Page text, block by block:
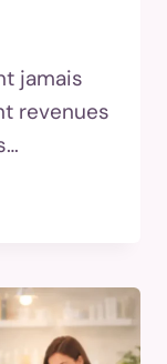
jamais
revenues